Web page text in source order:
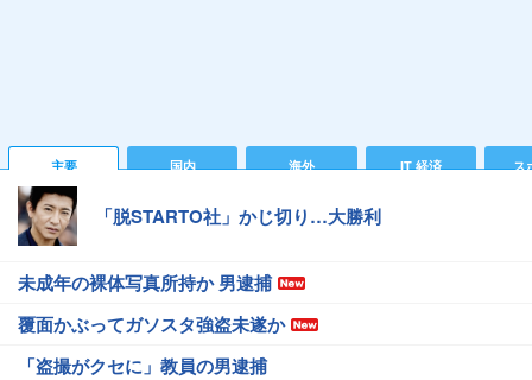
主要 国内 海外 IT 経済 ス
「脱STARTO社」かじ切り…大勝利
未成年の裸体写真所持か 男逮捕
覆面かぶってガソスタ強盗未遂か
「盗撮がクセに」教員の男逮捕